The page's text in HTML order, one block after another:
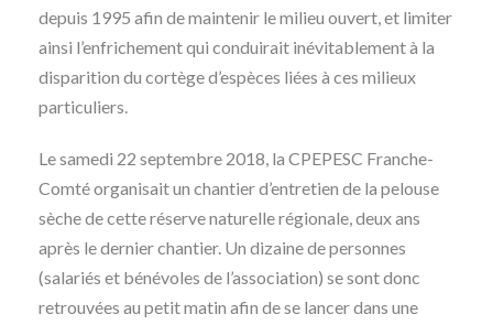
depuis 1995 afin de maintenir le milieu ouvert, et limiter
ainsi l’enfrichement qui conduirait inévitablement à la
disparition du cortège d’espèces liées à ces milieux
particuliers.
Le samedi 22 septembre 2018, la CPEPESC Franche-
Comté organisait un chantier d’entretien de la pelouse
sèche de cette réserve naturelle régionale, deux ans
après le dernier chantier. Un dizaine de personnes
(salariés et bénévoles de l’association) se sont donc
retrouvées au petit matin afin de se lancer dans une